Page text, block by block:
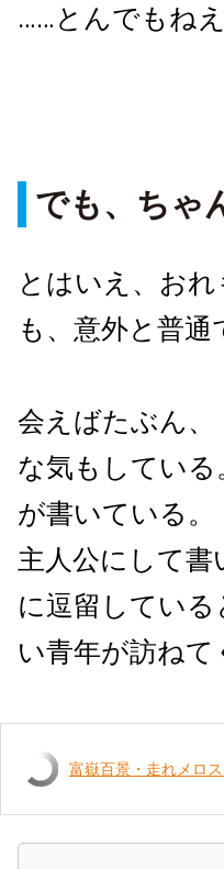
……とんでもね
でも、ちゃ
とはいえ、お
も、意外と普
会えばたぶん
な気もしてい
が書いている。
主人公にして
に逗留してい
い青年が訪ねて
富嶽百景・走れメロ